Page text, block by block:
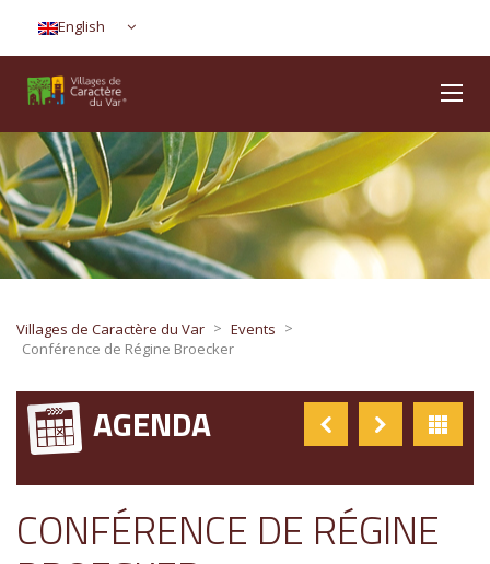
English
Villages de Caractère du Var > Events >
Conférence de Régine Broecker
AGENDA
CONFÉRENCE DE RÉGINE